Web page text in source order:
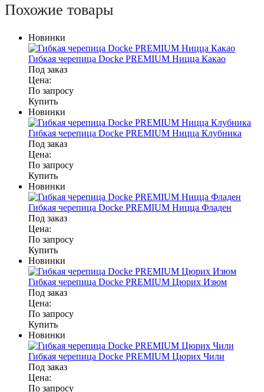
Похожие товары
Новинки
Гибкая черепица Docke PREMIUM Ницца Какао
Под заказ
Цена:
По запросу
Купить
Новинки
Гибкая черепица Docke PREMIUM Ницца Клубника
Под заказ
Цена:
По запросу
Купить
Новинки
Гибкая черепица Docke PREMIUM Ницца Фладен
Под заказ
Цена:
По запросу
Купить
Новинки
Гибкая черепица Docke PREMIUM Цюрих Изюм
Под заказ
Цена:
По запросу
Купить
Новинки
Гибкая черепица Docke PREMIUM Цюрих Чили
Под заказ
Цена:
По запросу